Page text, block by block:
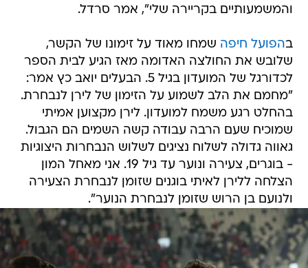
והמשמעותיים בקריירה שלי", אמר סרדל.
בהפועל חיפה שמחו מאוד על זימונו של הקשר,
שלובש את החולצה האדומה מאז הגיע לבית הספר
לכדורגל של המועדון בגיל 5. הבעלים יואב כץ אמר:
"מחמם את הלב לשמוע על הזימון של לירן לנבחרת.
בהחלט רגע משמח למועדון. לירן מקצוען אמיתי
שמוכיח שעם הרבה עבודה קשה השמים הם הגבול.
גאווה גדולה לשלוח נציגים לשלוש הנבחרות היצוגיות
- בוגרים, צעירה ונוער עד גיל 19. אני מאחל המון
הצלחה ללירן לאיתי בוגנים שזומן לנבחרת הצעירה
ולנועם בן הרוש שזומן לנבחרת הנוער".